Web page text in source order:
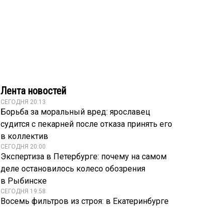
Лента новостей
СЕГОДНЯ 20:13
Борьба за моральный вред: ярославец
судится с пекарней после отказа принять его
в коллектив
СЕГОДНЯ 20:00
Экспертиза в Петербурге: почему на самом
деле остановилось колесо обозрения
в Рыбинске
СЕГОДНЯ 19:58
Восемь фильтров из строя: в Екатеринбурге